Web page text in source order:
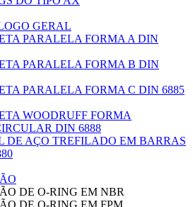
GERAL
PARALELA FORMA A DIN
PARALELA FORMA B DIN
PARALELA FORMA C DIN 6885
WOODRUFF FORMA
DIN 6888
DE AÇO TREFILADO EM BARRAS
DE O-RING EM NBR
DE O-RING EM FPM